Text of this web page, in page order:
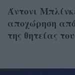
Άντονι
αποχώρηση
της θητείας του